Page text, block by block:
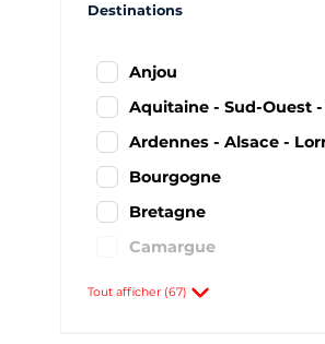
Destinations
Anjou
Aquitaine - Sud-Ouest
Ardennes - Alsace -
Bourgogne
Bretagne
Camargue
Tout afficher (67)